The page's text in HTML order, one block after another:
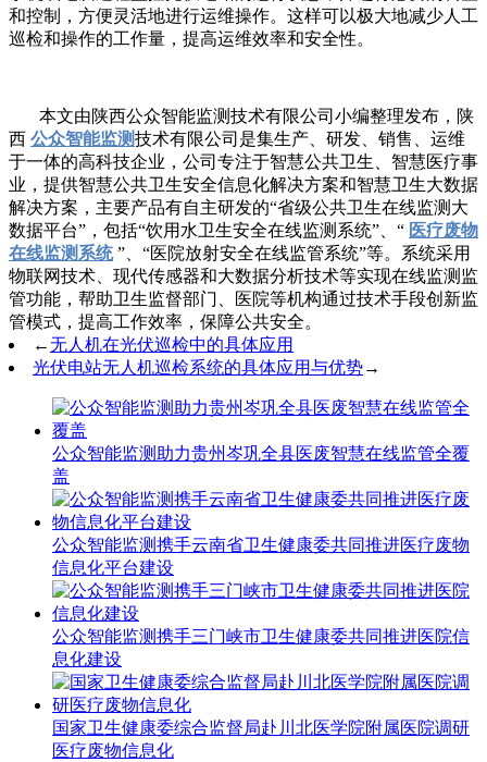
和控制，方便灵活地进行运维操作。这样可以极大地减少人工
巡检和操作的工作量，提高运维效率和安全性。
本文由陕西公众智能监测技术有限公司小编整理发布，陕
西 公众智能监测技术有限公司是集生产、研发、销售、运维
于一体的高科技企业，公司专注于智慧公共卫生、智慧医疗事
业，提供智慧公共卫生安全信息化解决方案和智慧卫生大数据
解决方案，主要产品有自主研发的“省级公共卫生在线监测大
数据平台”，包括“饮用水卫生安全在线监测系统”、“ 医疗废物
在线监测系统 ”、“医院放射安全在线监管系统”等。系统采用
物联网技术、现代传感器和大数据分析技术等实现在线监测监
管功能，帮助卫生监督部门、医院等机构通过技术手段创新监
管模式，提高工作效率，保障公共安全。
←无人机在光伏巡检中的具体应用
光伏电站无人机巡检系统的具体应用与优势→
公众智能监测助力贵州岑巩全县医废智慧在线监管全覆
盖
公众智能监测携手云南省卫生健康委共同推进医疗废物
信息化平台建设
公众智能监测携手三门峡市卫生健康委共同推进医院信
息化建设
国家卫生健康委综合监督局赴川北医学院附属医院调研
医疗废物信息化